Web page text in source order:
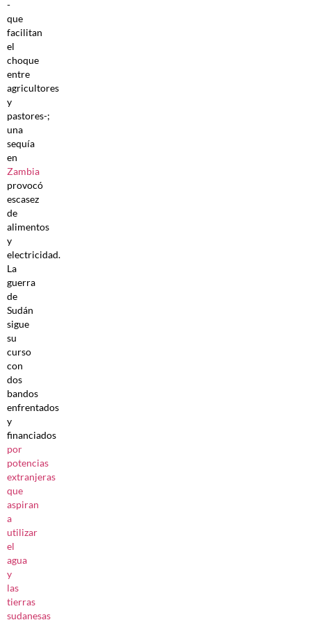
-
que
facilitan
el
choque
entre
agricultores
y
pastores-;
una
sequía
en
Zambia
provocó
escasez
de
alimentos
y
electricidad.
La
guerra
de
Sudán
sigue
su
curso
con
dos
bandos
enfrentados
y
financiados
por
potencias
extranjeras
que
aspiran
a
utilizar
el
agua
y
las
tierras
sudanesas